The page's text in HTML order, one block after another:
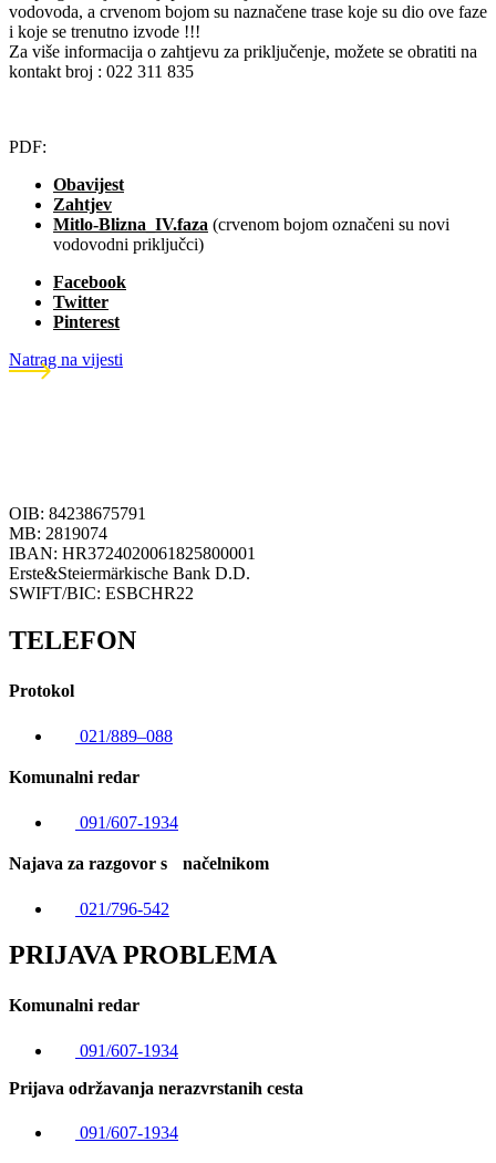
vodovoda, a crvenom bojom su naznačene trase koje su dio ove faze
i koje se trenutno izvode !!!
Za više informacija o zahtjevu za priključenje, možete se obratiti na
kontakt broj : 022 311 835
PDF:
Obavijest
Zahtjev
Mitlo-Blizna_IV.faza (crvenom bojom označeni su novi
vodovodni priključci)
Facebook
Twitter
Pinterest
Natrag na vijesti
OIB: 84238675791
MB: 2819074
IBAN: HR3724020061825800001
Erste&Steiermärkische Bank D.D.
SWIFT/BIC: ESBCHR22
TELEFON
Protokol
021/889–088
Komunalni redar
091/607-1934
Najava za razgovor s načelnikom
021/796-542
PRIJAVA PROBLEMA
Komunalni redar
091/607-1934
Prijava održavanja nerazvrstanih cesta
091/607-1934